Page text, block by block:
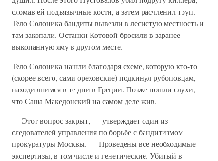
сломав ей подъязычные кости, а затем расчленил труп.
Тело Солоника бандиты вывезли в лесистую местность и
там закопали. Останки Котовой бросили в заранее
выкопанную яму в другом месте.
Тело Солоника нашли благодаря схеме, которую кто-то
(скорее всего, сами ореховские) подкинул рубоповцам,
находившимся в те дни в Греции. Позже пошли слухи,
что Саша Македонский на самом деле жив.
— Этот вопрос закрыт, — утверждает один из
следователей управления по борьбе с бандитизмом
прокуратуры Москвы. — Проведены все необходимые
экспертизы, в том числе и генетические. Убитый в